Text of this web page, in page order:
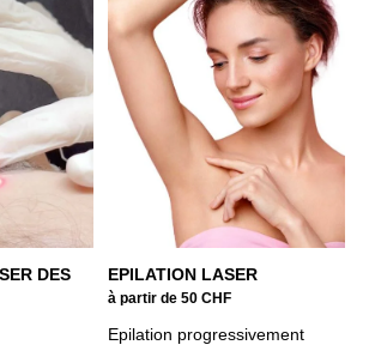
DES
EPILATION LASER
à partir de 50 CHF
Epilation progressivement